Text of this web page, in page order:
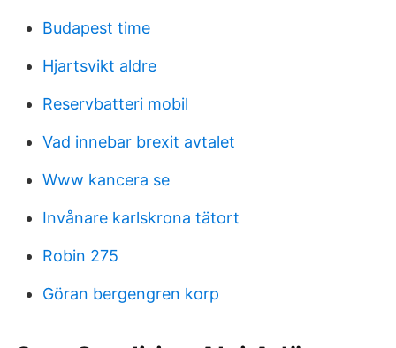
Budapest time
Hjartsvikt aldre
Reservbatteri mobil
Vad innebar brexit avtalet
Www kancera se
Invånare karlskrona tätort
Robin 275
Göran bergengren korp